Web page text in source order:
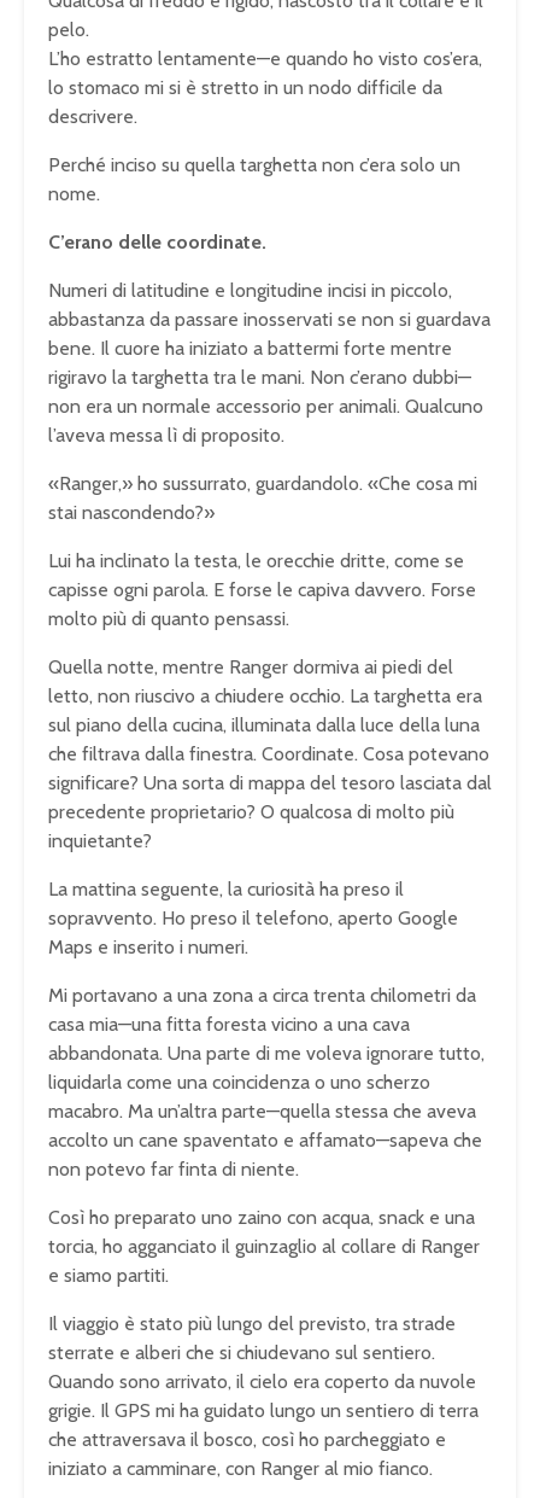
pelo.
L’ho estratto lentamente—e quando ho visto cos’era,
lo stomaco mi si è stretto in un nodo difficile da
descrivere.
Perché inciso su quella targhetta non c’era solo un
nome.
C’erano delle coordinate.
Numeri di latitudine e longitudine incisi in piccolo,
abbastanza da passare inosservati se non si guardava
bene. Il cuore ha iniziato a battermi forte mentre
rigiravo la targhetta tra le mani. Non c’erano dubbi—
non era un normale accessorio per animali. Qualcuno
l’aveva messa lì di proposito.
«Ranger,» ho sussurrato, guardandolo. «Che cosa mi
stai nascondendo?»
Lui ha inclinato la testa, le orecchie dritte, come se
capisse ogni parola. E forse le capiva davvero. Forse
molto più di quanto pensassi.
Quella notte, mentre Ranger dormiva ai piedi del
letto, non riuscivo a chiudere occhio. La targhetta era
sul piano della cucina, illuminata dalla luce della luna
che filtrava dalla finestra. Coordinate. Cosa potevano
significare? Una sorta di mappa del tesoro lasciata dal
precedente proprietario? O qualcosa di molto più
inquietante?
La mattina seguente, la curiosità ha preso il
sopravvento. Ho preso il telefono, aperto Google
Maps e inserito i numeri.
Mi portavano a una zona a circa trenta chilometri da
casa mia—una fitta foresta vicino a una cava
abbandonata. Una parte di me voleva ignorare tutto,
liquidarla come una coincidenza o uno scherzo
macabro. Ma un’altra parte—quella stessa che aveva
accolto un cane spaventato e affamato—sapeva che
non potevo far finta di niente.
Così ho preparato uno zaino con acqua, snack e una
torcia, ho agganciato il guinzaglio al collare di Ranger
e siamo partiti.
Il viaggio è stato più lungo del previsto, tra strade
sterrate e alberi che si chiudevano sul sentiero.
Quando sono arrivato, il cielo era coperto da nuvole
grigie. Il GPS mi ha guidato lungo un sentiero di terra
che attraversava il bosco, così ho parcheggiato e
iniziato a camminare, con Ranger al mio fianco.